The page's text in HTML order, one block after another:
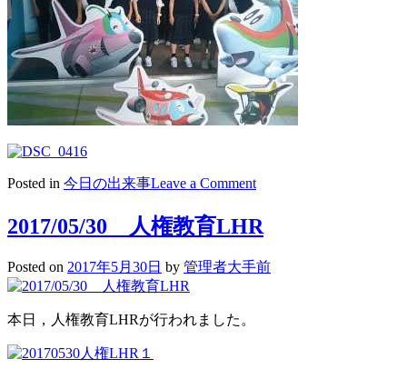
Posted in 今日の出来事Leave a Commenton
学
年
2017/05/30 人権教育LHR
Posted on 2017年5月30日 by 管理者大手前
本日，人権教育LHRが行われました。